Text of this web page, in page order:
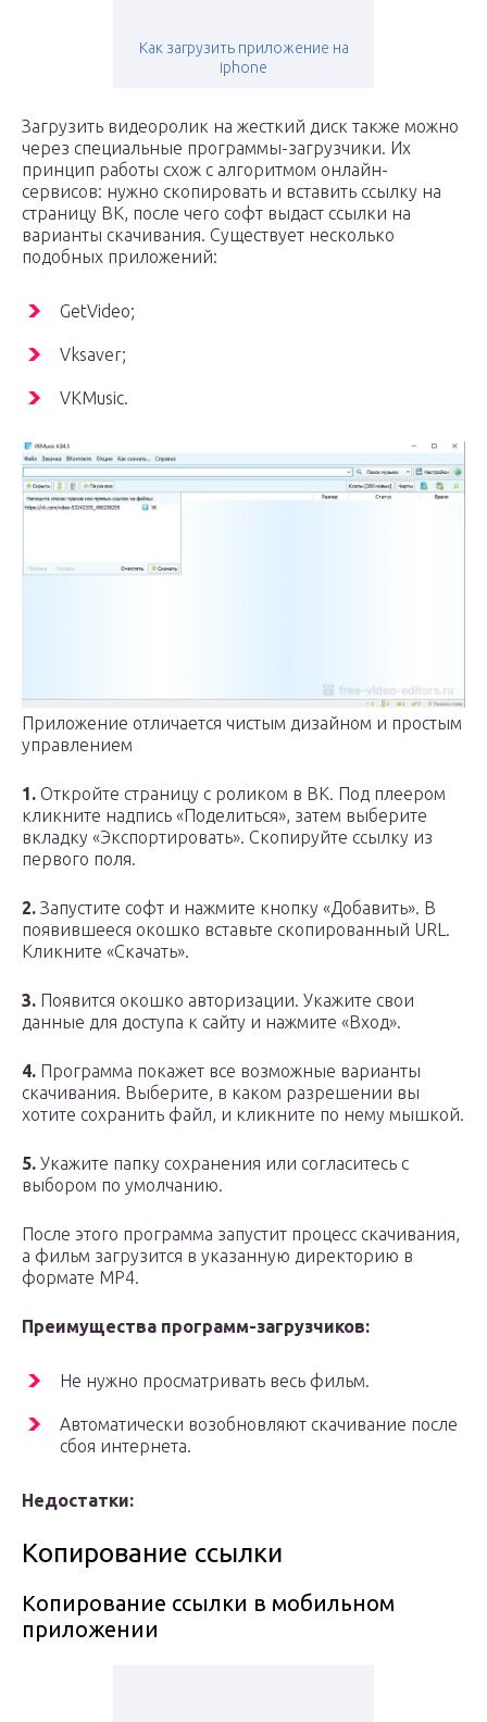
Как загрузить приложение на
iphone
Загрузить видеоролик на жесткий диск также можно
через специальные программы-загрузчики. Их
принцип работы схож с алгоритмом онлайн-
сервисов: нужно скопировать и вставить ссылку на
страницу ВК, после чего софт выдаст ссылки на
варианты скачивания. Существует несколько
подобных приложений:
GetVideo;
Vksaver;
VKMusic.
Приложение отличается чистым дизайном и простым
управлением
1. Откройте страницу с роликом в ВК. Под плеером
кликните надпись «Поделиться», затем выберите
вкладку «Экспортировать». Скопируйте ссылку из
первого поля.
2. Запустите софт и нажмите кнопку «Добавить». В
появившееся окошко вставьте скопированный URL.
Кликните «Скачать».
3. Появится окошко авторизации. Укажите свои
данные для доступа к сайту и нажмите «Вход».
4. Программа покажет все возможные варианты
скачивания. Выберите, в каком разрешении вы
хотите сохранить файл, и кликните по нему мышкой.
5. Укажите папку сохранения или согласитесь с
выбором по умолчанию.
После этого программа запустит процесс скачивания,
а фильм загрузится в указанную директорию в
формате MP4.
Преимущества программ-загрузчиков:
Не нужно просматривать весь фильм.
Автоматически возобновляют скачивание после
сбоя интернета.
Недостатки:
Копирование ссылки
Копирование ссылки в мобильном
приложении